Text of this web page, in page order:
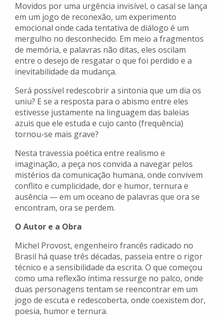
Movidos por uma urgência invisível, o casal se lança
em um jogo de reconexão, um experimento
emocional onde cada tentativa de diálogo é um
mergulho no desconhecido. Em meio a fragmentos
de memória, e palavras não ditas, eles oscilam
entre o desejo de resgatar o que foi perdido e a
inevitabilidade da mudança.
Será possível redescobrir a sintonia que um dia os
uniu? E se a resposta para o abismo entre eles
estivesse justamente na linguagem das baleias
azuis que ele estuda e cujo canto (frequência)
tornou-se mais grave?
Nesta travessia poética entre realismo e
imaginação, a peça nos convida a navegar pelos
mistérios da comunicação humana, onde convivem
conflito e cumplicidade, dor e humor, ternura e
ausência — em um oceano de palavras que ora se
encontram, ora se perdem.
O Autor e a Obra
Michel Provost, engenheiro francês radicado no
Brasil há quase três décadas, passeia entre o rigor
técnico e a sensibilidade da escrita. O que começou
como uma reflexão íntima ressurge no palco, onde
duas personagens tentam se reencontrar em um
jogo de escuta e redescoberta, onde coexistem dor,
poesia, humor e ternura.